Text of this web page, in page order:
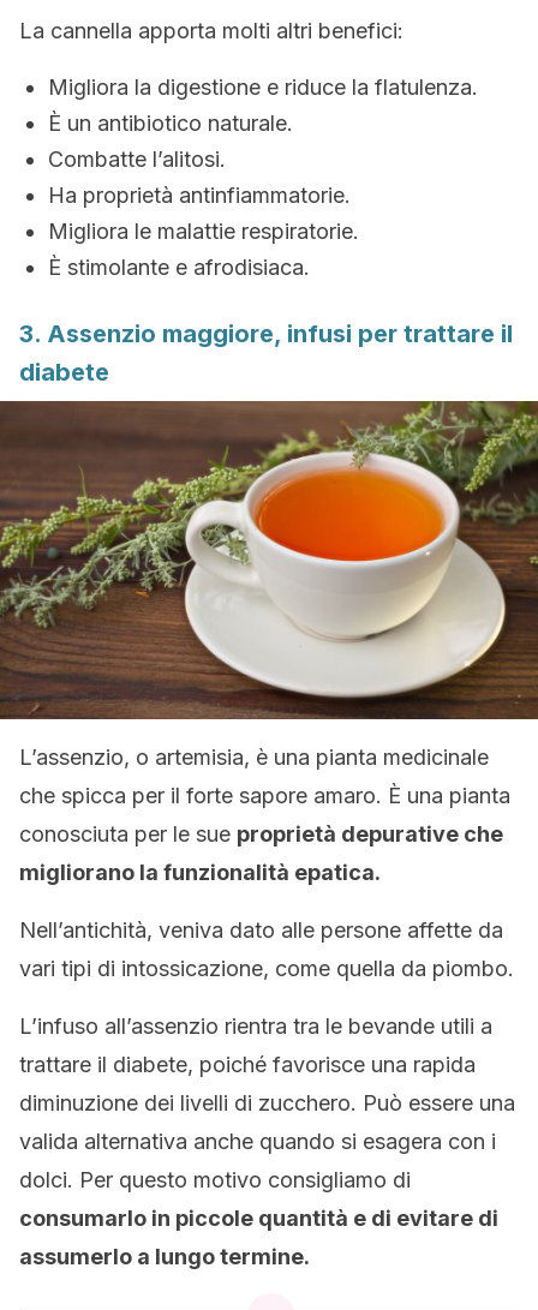
La cannella apporta molti altri benefici:
Migliora la digestione e riduce la flatulenza.
È un antibiotico naturale.
Combatte l’alitosi.
Ha proprietà antinfiammatorie.
Migliora le malattie respiratorie.
È stimolante e afrodisiaca.
3. Assenzio maggiore, infusi per trattare il
diabete
L’assenzio, o artemisia, è una pianta medicinale
che spicca per il forte sapore amaro. È una pianta
conosciuta per le sue proprietà depurative che
migliorano la funzionalità epatica.
Nell’antichità, veniva dato alle persone affette da
vari tipi di intossicazione, come quella da piombo.
L’infuso all’assenzio rientra tra le bevande utili a
trattare il diabete, poiché favorisce una rapida
diminuzione dei livelli di zucchero. Può essere una
valida alternativa anche quando si esagera con i
dolci. Per questo motivo consigliamo di
consumarlo in piccole quantità e di evitare di
assumerlo a lungo termine.